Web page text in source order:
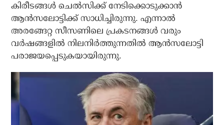
കിരീടങ്ങള്‍ ചെല്‍സിക്ക് നേടിക്കൊടുക്കാന്‍
ആന്‍സലോട്ടിക്ക് സാധിച്ചിരുന്നു. എന്നാല്‍
അരങ്ങേറ്റ സീസണിലെ പ്രകടനങ്ങള്‍ വരും
വര്‍ഷങ്ങളില്‍ നിലനിര്‍ത്തുന്നതില്‍ ആന്‍സലോട്ടി
പരാജയപ്പെടുകയായിരുന്നു.